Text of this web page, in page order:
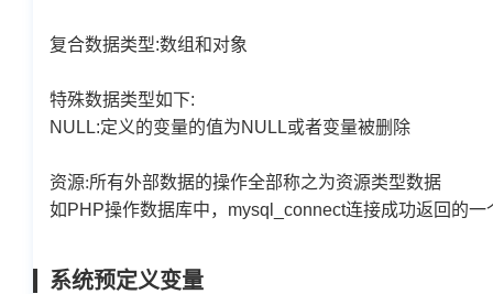
复合数据类型:数组和对象
特殊数据类型如下:
NULL:定义的变量的值为NULL或者变量被删除
资源:所有外部数据的操作全部称之为资源类型数据
如 PHP操作数据库中， mysql_connect连接成功返回的一
系统预定义变量